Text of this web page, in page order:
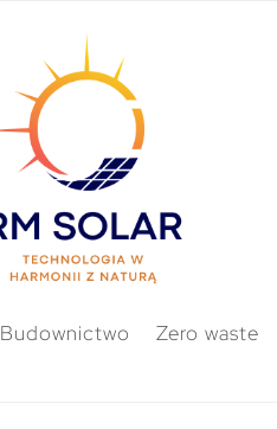
Budownictwo Zero waste